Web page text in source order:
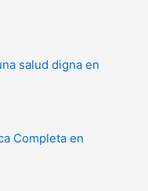
salud digna en
Completa en